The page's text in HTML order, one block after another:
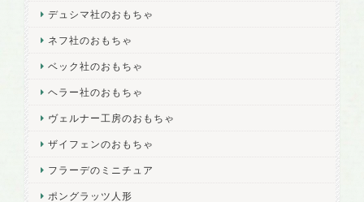
デュシマ社のおもちゃ
ネフ社のおもちゃ
ベック社のおもちゃ
ヘラー社のおもちゃ
ヴェルナー工房のおもちゃ
ザイフェンのおもちゃ
フラーデのミニチュア
ポングラッツ人形